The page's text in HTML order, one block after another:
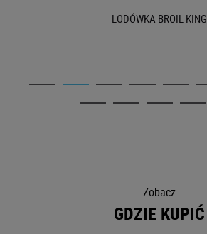
LODÓWKA BROIL KING
Zobacz
GDZIE KUPIĆ